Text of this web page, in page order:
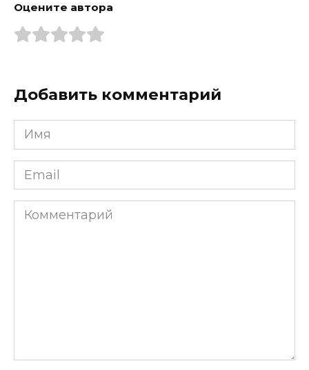
Оцените автора
Добавить комментарий
Имя
*
Email
*
Комментарий